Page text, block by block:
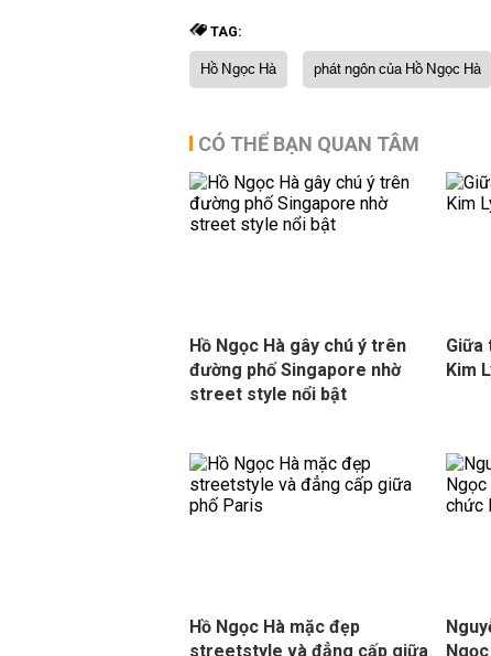
TAG:
Hồ Ngọc Hà phát ngôn của Hồ Ngọc Hà
CÓ THỂ BẠN QUAN TÂM
Hồ Ngọc Hà gây chú ý trên
đường phố Singapore nhờ
street style nổi bật
Giữa
Kim
Hồ Ngọc Hà mặc đẹp
streetstyle và đẳng cấp giữa